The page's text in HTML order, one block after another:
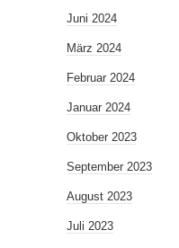
Juni 2024
März 2024
Februar 2024
Januar 2024
Oktober 2023
September 2023
August 2023
Juli 2023